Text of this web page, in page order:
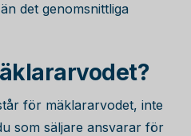
det genomsnittliga
för mäklararvodet, inte
som säljare ansvarar för